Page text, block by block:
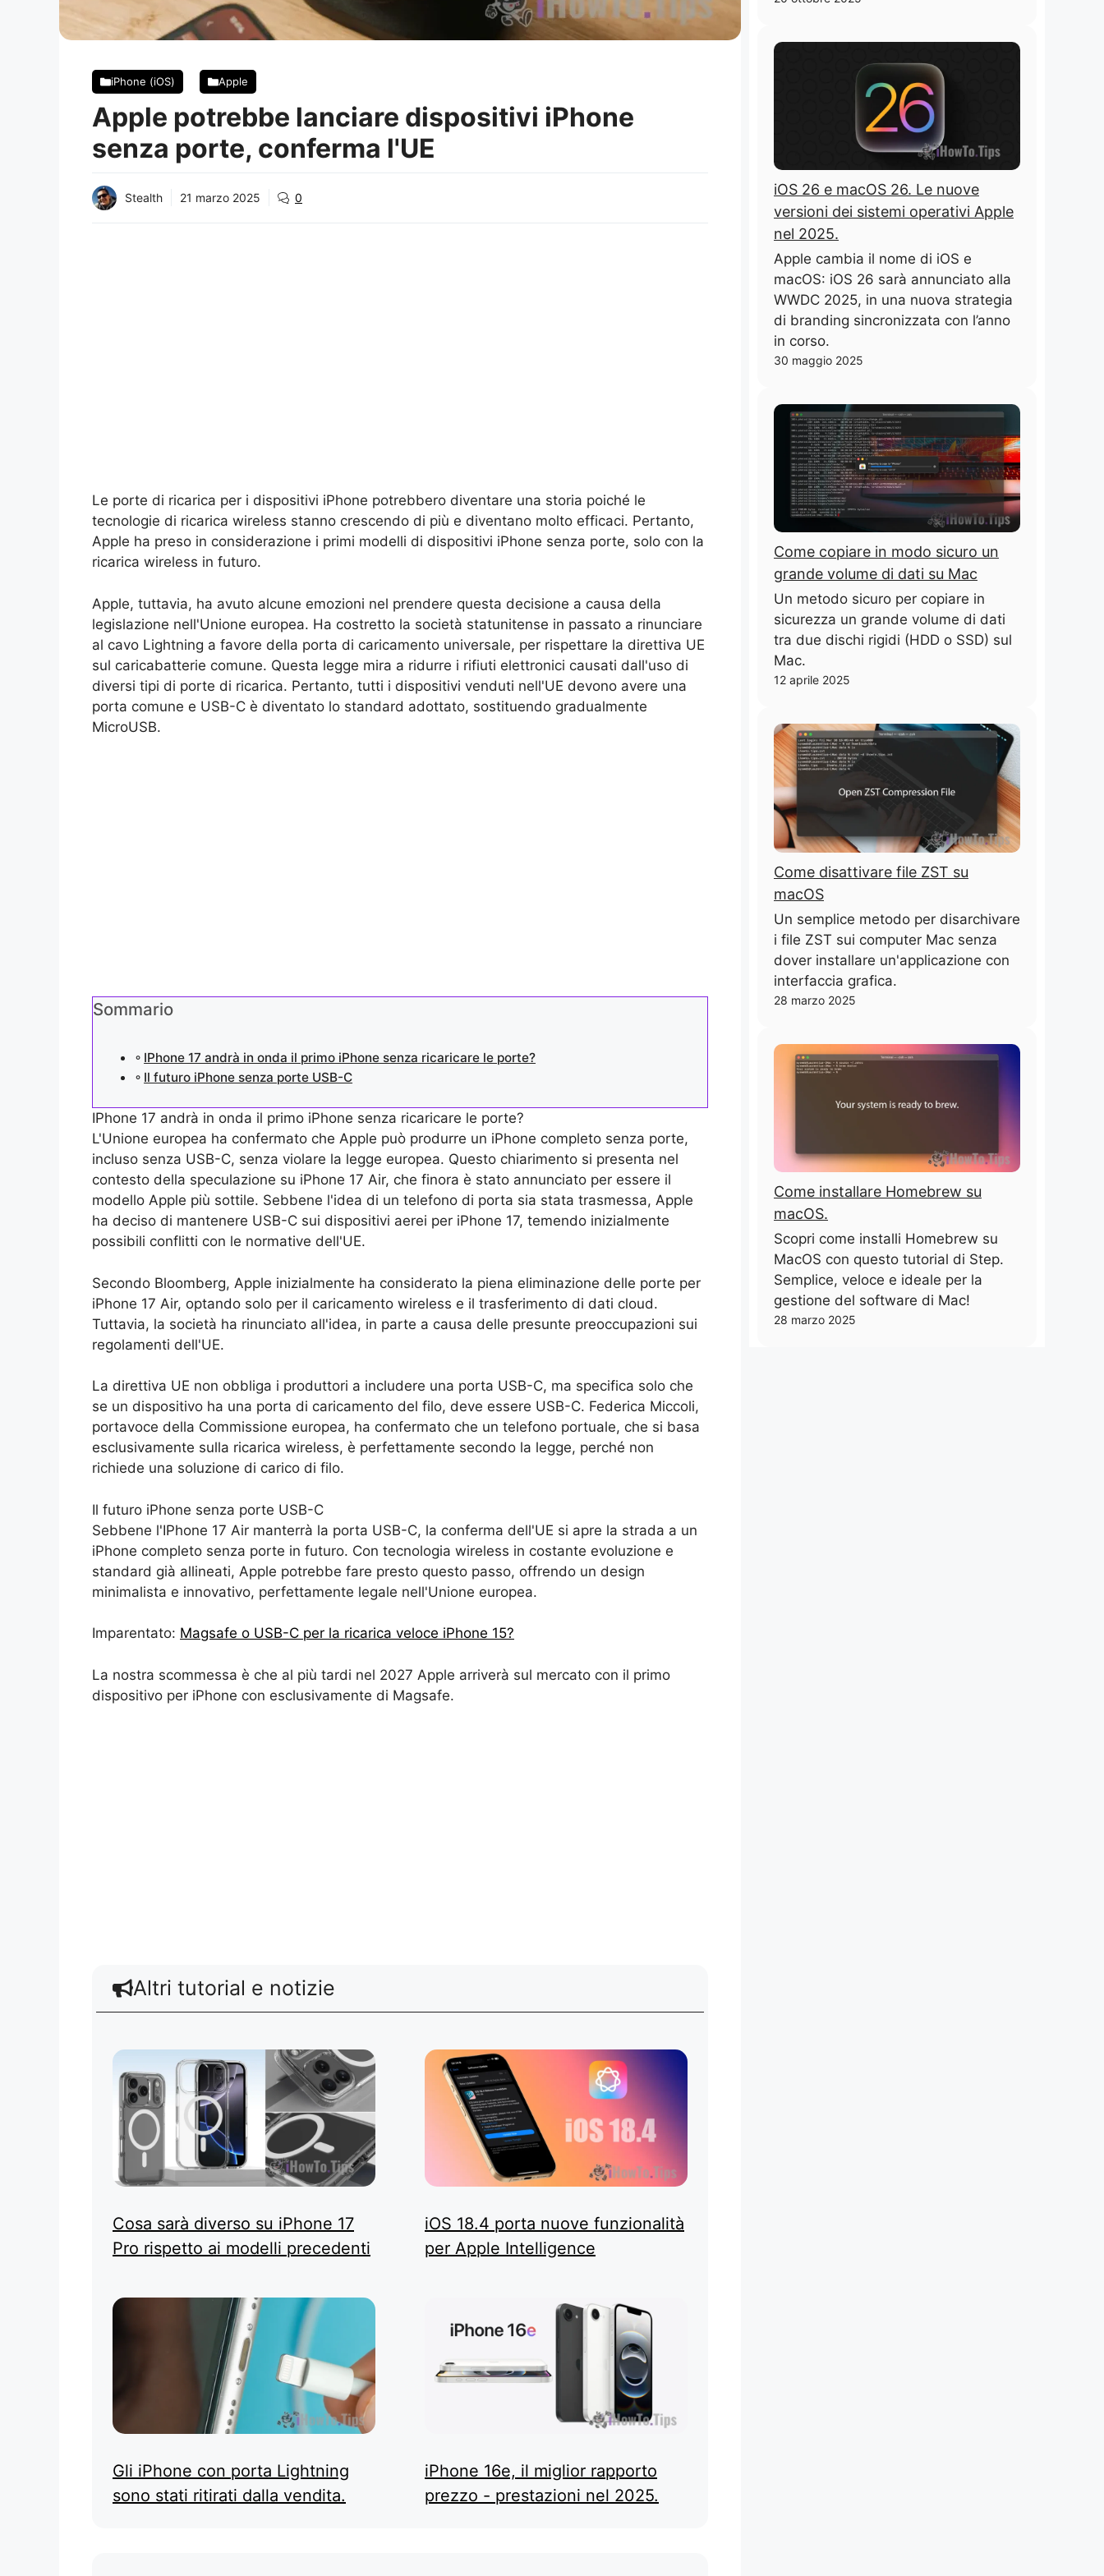
iPhone (iOS) Apple
Apple potrebbe lanciare dispositivi iPhone
senza porte, conferma l'UE
Stealth 21 marzo 2025 0
Le porte di ricarica per i dispositivi iPhone potrebbero diventare una storia poiché le
tecnologie di ricarica wireless stanno crescendo di più e diventano molto efficaci. Pertanto,
Apple ha preso in considerazione i primi modelli di dispositivi iPhone senza porte, solo con la
ricarica wireless in futuro.
Apple, tuttavia, ha avuto alcune emozioni nel prendere questa decisione a causa della
legislazione nell'Unione europea. Ha costretto la società statunitense in passato a rinunciare
al cavo Lightning a favore della porta di caricamento universale, per rispettare la direttiva UE
sul caricabatterie comune. Questa legge mira a ridurre i rifiuti elettronici causati dall'uso di
diversi tipi di porte di ricarica. Pertanto, tutti i dispositivi venduti nell'UE devono avere una
porta comune e USB-C è diventato lo standard adottato, sostituendo gradualmente
MicroUSB.
Sommario
IPhone 17 andrà in onda il primo iPhone senza ricaricare le porte?
Il futuro iPhone senza porte USB-C
IPhone 17 andrà in onda il primo iPhone senza ricaricare le porte?
L'Unione europea ha confermato che Apple può produrre un iPhone completo senza porte,
incluso senza USB-C, senza violare la legge europea. Questo chiarimento si presenta nel
contesto della speculazione su iPhone 17 Air, che finora è stato annunciato per essere il
modello Apple più sottile. Sebbene l'idea di un telefono di porta sia stata trasmessa, Apple
ha deciso di mantenere USB-C sui dispositivi aerei per iPhone 17, temendo inizialmente
possibili conflitti con le normative dell'UE.
Secondo Bloomberg, Apple inizialmente ha considerato la piena eliminazione delle porte per
iPhone 17 Air, optando solo per il caricamento wireless e il trasferimento di dati cloud.
Tuttavia, la società ha rinunciato all'idea, in parte a causa delle presunte preoccupazioni sui
regolamenti dell'UE.
La direttiva UE non obbliga i produttori a includere una porta USB-C, ma specifica solo che
se un dispositivo ha una porta di caricamento del filo, deve essere USB-C. Federica Miccoli,
portavoce della Commissione europea, ha confermato che un telefono portuale, che si basa
esclusivamente sulla ricarica wireless, è perfettamente secondo la legge, perché non
richiede una soluzione di carico di filo.
Il futuro iPhone senza porte USB-C
Sebbene l'IPhone 17 Air manterrà la porta USB-C, la conferma dell'UE si apre la strada a un
iPhone completo senza porte in futuro. Con tecnologia wireless in costante evoluzione e
standard già allineati, Apple potrebbe fare presto questo passo, offrendo un design
minimalista e innovativo, perfettamente legale nell'Unione europea.
Imparentato: Magsafe o USB-C per la ricarica veloce iPhone 15?
La nostra scommessa è che al più tardi nel 2027 Apple arriverà sul mercato con il primo
dispositivo per iPhone con esclusivamente di Magsafe.
Altri tutorial e notizie
Cosa sarà diverso su iPhone 17
Pro rispetto ai modelli precedenti
iOS 18.4 porta nuove funzionalità
per Apple Intelligence
Gli iPhone con porta Lightning
sono stati ritirati dalla vendita.
iPhone 16e, il miglior rapporto
prezzo - prestazioni nel 2025.
iOS 26 e macOS 26. Le nuove
versioni dei sistemi operativi Apple
nel 2025.
Apple cambia il nome di iOS e
macOS: iOS 26 sarà annunciato alla
WWDC 2025, in una nuova strategia
di branding sincronizzata con l’anno
in corso.
30 maggio 2025
Come copiare in modo sicuro un
grande volume di dati su Mac
Un metodo sicuro per copiare in
sicurezza un grande volume di dati
tra due dischi rigidi (HDD o SSD) sul
Mac.
12 aprile 2025
Come disattivare file ZST su
macOS
Un semplice metodo per disarchivare
i file ZST sui computer Mac senza
dover installare un'applicazione con
interfaccia grafica.
28 marzo 2025
Come installare Homebrew su
macOS.
Scopri come installi Homebrew su
MacOS con questo tutorial di Step.
Semplice, veloce e ideale per la
gestione del software di Mac!
28 marzo 2025